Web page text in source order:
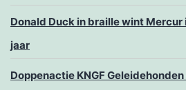
Donald Duck in braille wint
jaar
Doppenactie KNGF